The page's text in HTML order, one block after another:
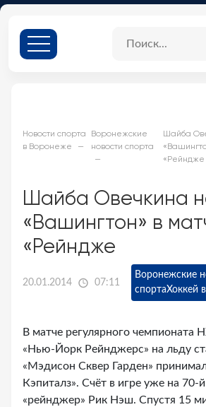
Новости спорта
в Воронеже
Воронежские
новости спорта
Шайба
«Рейндже
Шайба Овечкина
«Вашингтон» в
«Рейндже
20.01.2014 07:11
Воронежские
спортаХоккей
В матче регулярного чемпионата
«Нью-Йорк Рейнджерс» на льду
«Мэдисон Сквер Гарден»
Кэпиталз». Счёт в игре уже на 70-
«рейнджер» Рик Нэш. Спустя 15